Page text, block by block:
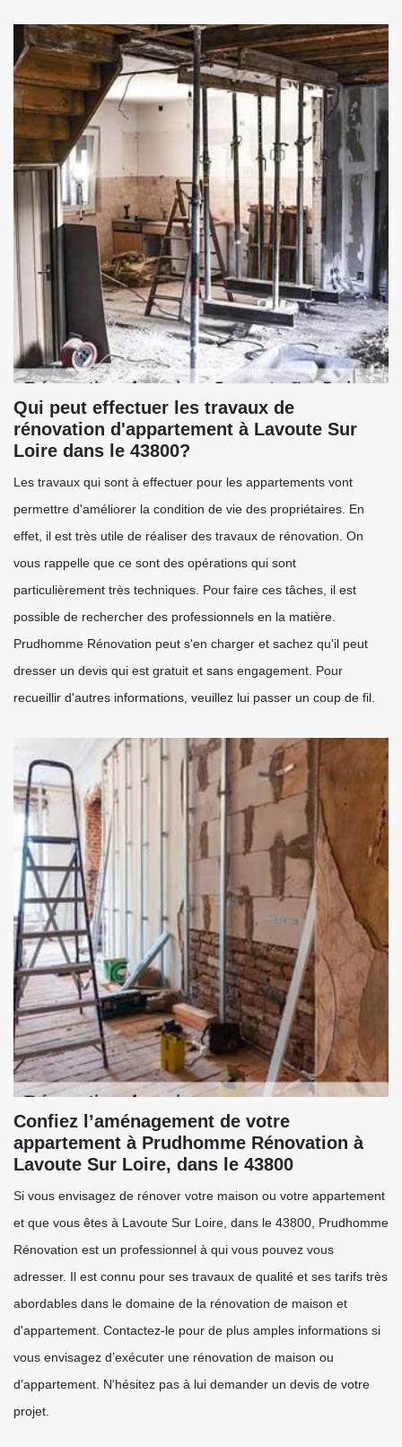
Qui peut effectuer les travaux de
rénovation d'appartement à Lavoute Sur
Loire dans le 43800?
Les travaux qui sont à effectuer pour les appartements vont
permettre d'améliorer la condition de vie des propriétaires. En
effet, il est très utile de réaliser des travaux de rénovation. On
vous rappelle que ce sont des opérations qui sont
particulièrement très techniques. Pour faire ces tâches, il est
possible de rechercher des professionnels en la matière.
Prudhomme Rénovation peut s'en charger et sachez qu'il peut
dresser un devis qui est gratuit et sans engagement. Pour
recueillir d'autres informations, veuillez lui passer un coup de fil.
Confiez l’aménagement de votre
appartement à Prudhomme Rénovation à
Lavoute Sur Loire, dans le 43800
Si vous envisagez de rénover votre maison ou votre appartement
et que vous êtes à Lavoute Sur Loire, dans le 43800, Prudhomme
Rénovation est un professionnel à qui vous pouvez vous
adresser. Il est connu pour ses travaux de qualité et ses tarifs très
abordables dans le domaine de la rénovation de maison et
d'appartement. Contactez-le pour de plus amples informations si
vous envisagez d’exécuter une rénovation de maison ou
d’appartement. N'hésitez pas à lui demander un devis de votre
projet.